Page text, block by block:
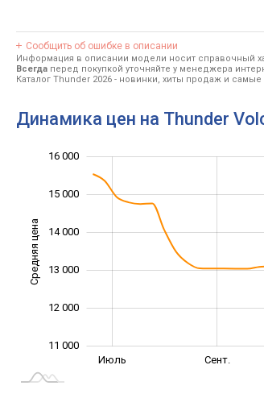
Сообщить об ошибке в описании
Информация в описании модели носит справочный
Всегда перед покупкой уточняйте у менеджера
Каталог Thunder 2026 - новинки, хиты продаж и
Динамика цен на Thunder
Средняя цена
11 000
12 000
13 000
14 000
15 000
16 000
Июль Сент.
Сент.